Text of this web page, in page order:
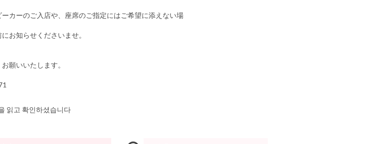
カーのご入店や、座席のご指定にはご希望に添えない場
お知らせくださいませ。
願いいたします。
읽고 확인하셨습니다